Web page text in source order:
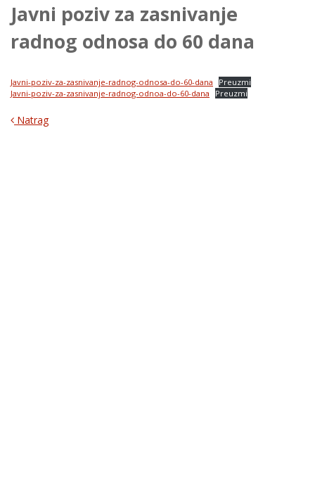
Javni poziv za zasnivanje
radnog odnosa do 60 dana
Javni-poziv-za-zasnivanje-radnog-odnosa-do-60-dana
Preuzmi
Javni-poziv-za-zasnivanje-radnog-odnoa-do-60-dana
Preuzmi
Natrag